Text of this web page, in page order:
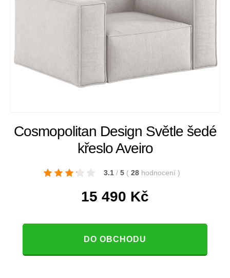
Cosmopolitan Design Světle šedé
křeslo Aveiro
3.1 / 5 ( 28 hodnocení )
15 490 Kč
DO OBCHODU